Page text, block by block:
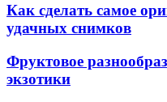
Как сделать самое
удачных снимков
Фруктовое
экзотики